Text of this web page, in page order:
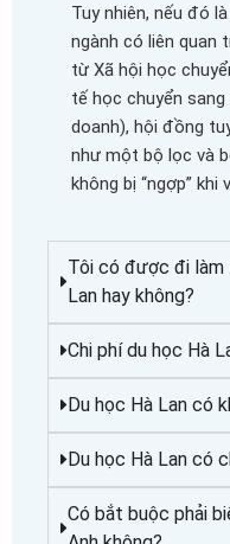
Tuy nhiên, nếu đó
ngành có liên quan
từ Xã hội học
tế học chuyển
doanh), hội đồng
như một bộ lọc và
không bị “ngợp”
Tôi có được đi làm
Lan hay không?
Chi phí du học Hà
Du học Hà Lan có
Du học Hà Lan có
Có bắt buộc phải